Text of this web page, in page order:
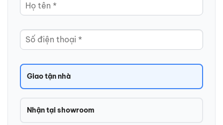
Giao tận nhà
Nhận tại showroom